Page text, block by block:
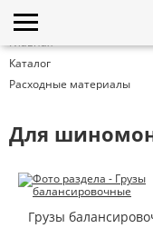
Главная
Каталог
Расходные материалы
Для
Грузы